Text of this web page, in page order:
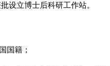
设立博士后科研工作站。
国籍；